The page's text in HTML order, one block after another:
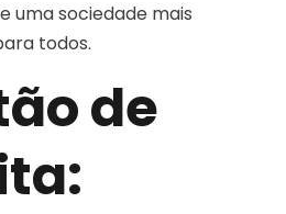
uma sociedade mais
todos.
de